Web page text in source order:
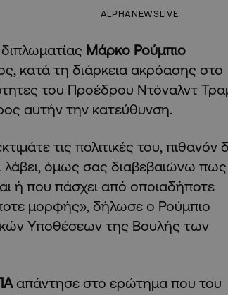
ALPHANEWSLIVE
Μάρκο Ρούμπιο
κατά τη διάρκεια ακρόασης στο
του Προέδρου Ντόναλντ
αυτήν την κατεύθυνση.
τις πολιτικές του, πιθανόν
λάβει, όμως σας διαβεβαιώνω
ή που πάσχει από οποιαδήποτε
μορφής», δήλωσε ο Ρούμπιο
Υποθέσεων της Βουλής των
απάντησε στο ερώτημα που του